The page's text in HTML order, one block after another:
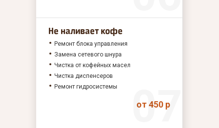
Не наливает кофе
Ремонт блока управления
Замена сетевого шнура
Чистка от кофейных масел
Чистка диспенсеров
Ремонт гидросистемы
от 450 р